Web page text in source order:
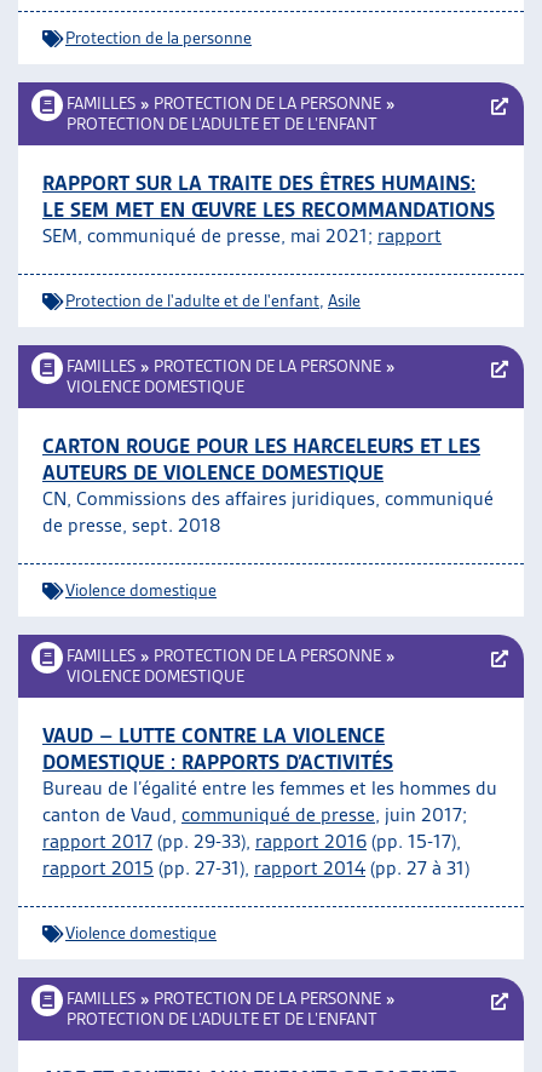
Protection de la personne
FAMILLES » PROTECTION DE LA PERSONNE »
PROTECTION DE L’ADULTE ET DE L’ENFANT
RAPPORT SUR LA TRAITE DES ÊTRES HUMAINS:
LE SEM MET EN ŒUVRE LES RECOMMANDATIONS
SEM, communiqué de presse, mai 2021; rapport
Protection de l'adulte et de l'enfant Asile
FAMILLES » PROTECTION DE LA PERSONNE »
VIOLENCE DOMESTIQUE
CARTON ROUGE POUR LES HARCELEURS ET LES
AUTEURS DE VIOLENCE DOMESTIQUE
CN, Commissions des affaires juridiques, communiqué
de presse, sept. 2018
Violence domestique
FAMILLES » PROTECTION DE LA PERSONNE »
VIOLENCE DOMESTIQUE
VAUD – LUTTE CONTRE LA VIOLENCE
DOMESTIQUE : RAPPORTS D’ACTIVITÉS
Bureau de l’égalité entre les femmes et les hommes du
canton de Vaud, communiqué de presse, juin 2017;
rapport 2017 (pp. 29-33), rapport 2016 (pp. 15-17),
rapport 2015 (pp. 27-31), rapport 2014 (pp. 27 à 31)
Violence domestique
FAMILLES » PROTECTION DE LA PERSONNE »
PROTECTION DE L’ADULTE ET DE L’ENFANT